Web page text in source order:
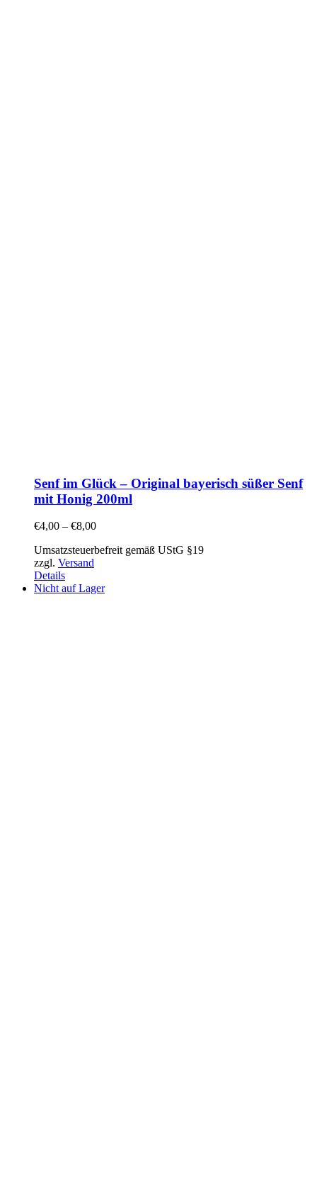
Senf im Glück – Original bayerisch süßer Senf
mit Honig 200ml
€4,00 – €8,00
Umsatzsteuerbefreit gemäß UStG §19
zzgl. Versand
Details
Nicht auf Lager